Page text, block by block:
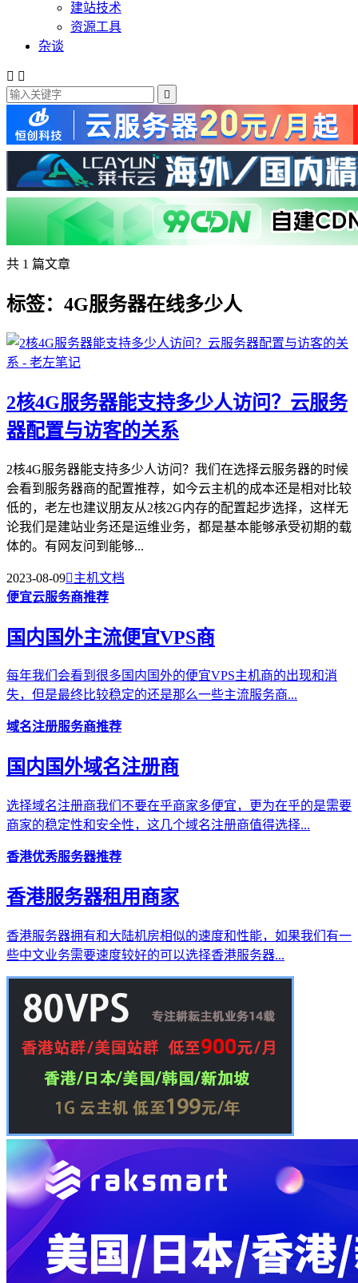
建站技术
资源工具
杂谈
 

共 1 篇文章
标签：4G服务器在线多少人
2核4G服务器能支持多少人访问？云服务
器配置与访客的关系
2核4G服务器能支持多少人访问？我们在选择云服务器的时候
会看到服务器商的配置推荐，如今云主机的成本还是相对比较
低的，老左也建议朋友从2核2G内存的配置起步选择，这样无
论我们是建站业务还是运维业务，都是基本能够承受初期的载
体的。有网友问到能够...
2023-08-09主机文档
便宜云服务商推荐
国内国外主流便宜VPS商
每年我们会看到很多国内国外的便宜VPS主机商的出现和消
失，但是最终比较稳定的还是那么一些主流服务商...
域名注册服务商推荐
国内国外域名注册商
选择域名注册商我们不要在乎商家多便宜，更为在乎的是需要
商家的稳定性和安全性，这几个域名注册商值得选择...
香港优秀服务器推荐
香港服务器租用商家
香港服务器拥有和大陆机房相似的速度和性能，如果我们有一
些中文业务需要速度较好的可以选择香港服务器...